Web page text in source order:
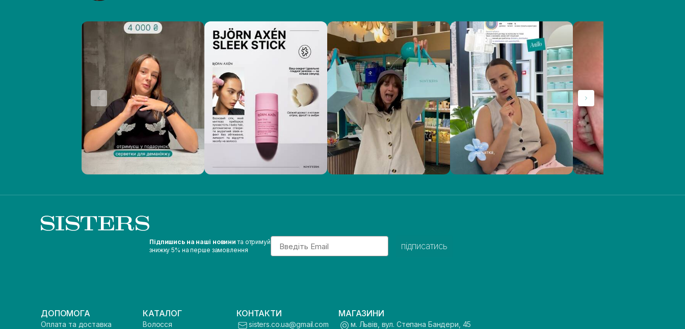
Підпишись на наші новини та отримуй
знижку 5% на перше замовлення
Email
підписатись
ДОПОМОГА
Оплата та доставка
КАТАЛОГ
Волосся
КОНТАКТИ
sisters.co.ua@gmail.com
МАГАЗИНИ
м. Львів, вул. Степана Бандери, 45